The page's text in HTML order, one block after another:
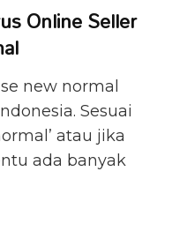
Online Seller
new normal
Sesuai
atau jika
ada banyak